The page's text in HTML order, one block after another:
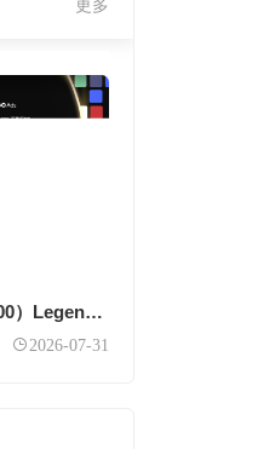
更多
ChinaJoy 2026.7.31（20:00-3:00）Legends Party
2026-07-31